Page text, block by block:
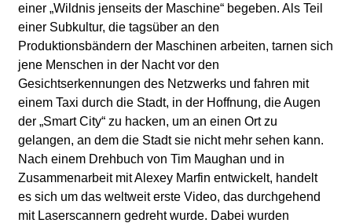
einer „Wildnis jenseits der Maschine“ begeben. Als Teil
einer Subkultur, die tagsüber an den
Produktionsbändern der Maschinen arbeiten, tarnen sich
jene Menschen in der Nacht vor den
Gesichtserkennungen des Netzwerks und fahren mit
einem Taxi durch die Stadt, in der Hoffnung, die Augen
der „Smart City“ zu hacken, um an einen Ort zu
gelangen, an dem die Stadt sie nicht mehr sehen kann.
Nach einem Drehbuch von Tim Maughan und in
Zusammenarbeit mit Alexey Marfin entwickelt, handelt
es sich um das weltweit erste Video, das durchgehend
mit Laserscannern gedreht wurde. Dabei wurden